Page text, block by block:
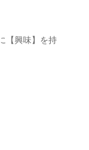
【興味】を持